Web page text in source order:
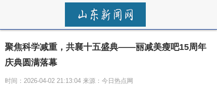
聚焦科学减重，共襄十五盛典——丽减美瘦吧15周年
庆典圆满落幕
时间：2026-04-02 21:13:04 来源：今日热点网